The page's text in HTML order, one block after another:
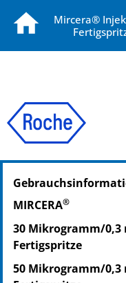
Mircera®
PZN: 04761345
PPN: 110476134561
NTIN: 04150047613452
MIRCERA®
30 Mikrogramm/
Fertigspritze
50 Mikrogramm/